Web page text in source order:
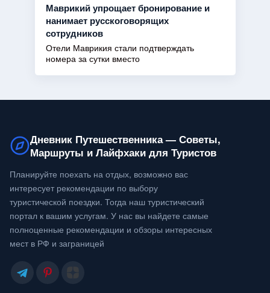
Маврикий упрощает бронирование и
нанимает русскоговорящих
сотрудников
Отели Маврикия стали подтверждать
номера за сутки вместо
Дневник Путешественника — Советы,
Маршруты и Лайфхаки для Туристов
Планируйте поехать на отдых, возможно вас
интересует рекомендации по выбору
туристической поездки. Тогда наш туристический
портал к вашим услугам. У нас вы найдете самые
полноценные рекомендации и обзоры интересных
мест в РФ и заграницей